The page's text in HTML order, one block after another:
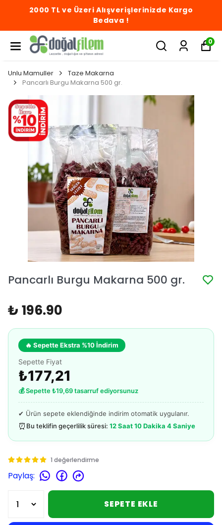
2000 TL ve Üzeri Alışverişlerinizde Kargo
Bedava !
0
Unlu Mamuller
Taze Makarna
Pancarlı Burgu Makarna 500 gr.
Pancarlı Burgu Makarna 500 gr.
₺ 196.90
🔥 Sepette Ekstra %10 İndirim
Sepette Fiyat
₺177,21
💰 Sepette ₺19,69 tasarruf ediyorsunuz
✔ Ürün sepete eklendiğinde indirim otomatik uygulanır.
⏰ Bu teklifin geçerlilik süresi:12 Saat 10 Dakika 4 Saniye
1 değerlendirme
Paylaş:
SEPETE EKLE